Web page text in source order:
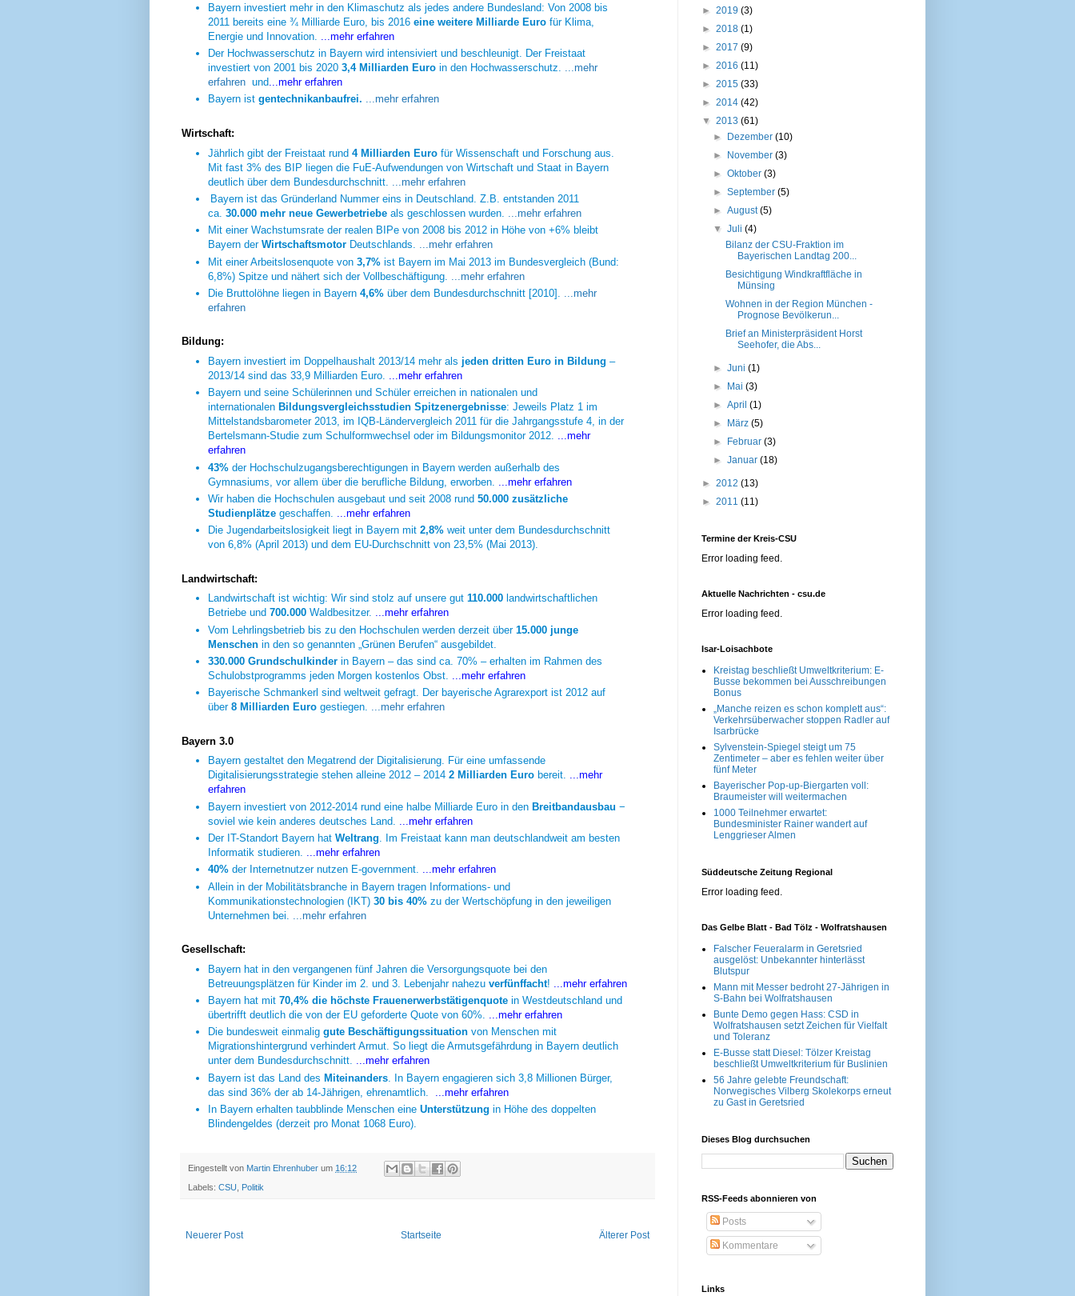
Bayern investiert mehr in den Klimaschutz als jedes andere Bundesland: Von 2008 bis
2011 bereits eine ¾ Milliarde Euro, bis 2016 eine weitere Milliarde Euro für Klima,
Energie und Innovation.
...mehr erfahren
Der Hochwasserschutz in Bayern wird intensiviert und beschleunigt. Der Freistaat
investiert von 2001 bis 2020 3,4 Milliarden Euro in den Hochwasserschutz. ...mehr
erfahren und...mehr erfahren
Bayern ist gentechnikanbaufrei. ...mehr erfahren
Wirtschaft:
Jährlich gibt der Freistaat rund 4 Milliarden Euro für Wissenschaft und Forschung aus.
Mit fast 3% des BIP liegen die FuE-Aufwendungen von Wirtschaft und Staat in Bayern
deutlich über dem Bundesdurchschnitt.
...mehr erfahren
Bayern ist das Gründerland Nummer eins in Deutschland. Z.B. entstanden 2011
ca. 30.000 mehr neue Gewerbetriebe als geschlossen wurden.
...mehr erfahren
Mit einer Wachstumsrate der realen BIPe von 2008 bis 2012 in Höhe von +6% bleibt
Bayern der Wirtschaftsmotor Deutschlands. ...mehr erfahren
Mit einer Arbeitslosenquote von 3,7% ist Bayern im Mai 2013 im Bundesvergleich (Bund:
6,8%) Spitze und nähert sich der Vollbeschäftigung.
...mehr erfahren
Die Bruttolöhne liegen in Bayern 4,6% über dem Bundesdurchschnitt [2010].
...mehr
erfahren
Bildung:
Bayern investiert im Doppelhaushalt 2013/14 mehr als jeden dritten Euro in Bildung –
2013/14 sind das 33,9 Milliarden Euro. ...mehr erfahren
Bayern und seine Schülerinnen und Schüler erreichen in nationalen und
internationalen Bildungsvergleichsstudien Spitzenergebnisse: Jeweils Platz 1 im
Mittelstandsbarometer 2013, im IQB-Ländervergleich 2011 für die Jahrgangsstufe 4, in der
Bertelsmann-Studie zum Schulformwechsel oder im Bildungsmonitor 2012. ...mehr
erfahren
43% der Hochschulzugangsberechtigungen in Bayern werden außerhalb des
Gymnasiums, vor allem über die berufliche Bildung, erworben.
...mehr erfahren
Wir haben die Hochschulen ausgebaut und seit 2008 rund 50.000 zusätzliche
Studienplätze geschaffen.
...mehr erfahren
Die Jugendarbeitslosigkeit liegt in Bayern mit 2,8% weit unter dem Bundesdurchschnitt
von 6,8% (April 2013) und dem EU-Durchschnitt von 23,5% (Mai 2013).
Landwirtschaft:
Landwirtschaft ist wichtig: Wir sind stolz auf unsere gut 110.000 landwirtschaftlichen
Betriebe und 700.000 Waldbesitzer. ...mehr erfahren
Vom Lehrlingsbetrieb bis zu den Hochschulen werden derzeit über 15.000 junge
Menschen in den so genannten „Grünen Berufen“ ausgebildet.
330.000 Grundschulkinder in Bayern – das sind ca. 70% – erhalten im Rahmen des
Schulobstprogramms jeden Morgen kostenlos Obst.
...mehr erfahren
Bayerische Schmankerl sind weltweit gefragt. Der bayerische Agrarexport ist 2012 auf
über 8 Milliarden Euro gestiegen. ...mehr erfahren
Bayern 3.0
Bayern gestaltet den Megatrend der Digitalisierung. Für eine umfassende
Digitalisierungsstrategie stehen alleine 2012 – 2014 2 Milliarden Euro bereit. ...mehr
erfahren
Bayern investiert von 2012-2014 rund eine halbe Milliarde Euro in den Breitbandausbau −
soviel wie kein anderes deutsches Land.
...mehr erfahren
Der IT-Standort Bayern hat Weltrang. Im Freistaat kann man deutschlandweit am besten
Informatik studieren. ...mehr erfahren
40% der Internetnutzer nutzen E-government. ...mehr erfahren
Allein in der Mobilitätsbranche in Bayern tragen Informations- und
Kommunikationstechnologien (IKT) 30 bis 40% zu der Wertschöpfung in den jeweiligen
Unternehmen bei.
...mehr erfahren
Gesellschaft:
Bayern hat in den vergangenen fünf Jahren die Versorgungsquote bei den
Betreuungsplätzen für Kinder im 2. und 3. Lebenjahr nahezu verfünffacht!
...mehr erfahren
Bayern hat mit 70,4% die höchste Frauenerwerbstätigenquote in Westdeutschland und
übertrifft deutlich die von der EU geforderte Quote von 60%. ...mehr erfahren
Die bundesweit einmalig gute Beschäftigungssituation von Menschen mit
Migrationshintergrund verhindert Armut. So liegt die Armutsgefährdung in Bayern deutlich
unter dem Bundesdurchschnitt. ...mehr erfahren
Bayern ist das Land des Miteinanders . In Bayern engagieren sich 3,8 Millionen Bürger,
das sind 36% der ab 14-Jährigen, ehrenamtlich.
...mehr erfahren
In Bayern erhalten taubblinde Menschen eine Unterstützung in Höhe des doppelten
Blindengeldes (derzeit pro Monat 1068 Euro).
Eingestellt von Martin Ehrenhuber um 16:12
Labels: CSU Politik
Neuerer Post Älterer Post
Startseite
► 2019 (3)
► 2018 (1)
► 2017 (9)
► 2016 (11)
► 2015 (33)
► 2014 (42)
▼ 2013 (61)
► Dezember(10)
► November(3)
►Oktober(3)
►September(5)
►August(5)
▼Juli(4)
Bilanz der CSU-Fraktion im
Bayerischen Landtag 200...
Besichtigung Windkraftfläche in
Münsing
Wohnen in der Region München -
Prognose Bevölkerun...
Brief an Ministerpräsident Horst
Seehofer, die Abs...
►Juni(1)
► Mai(3)
►April(1)
► März(5)
► Februar(3)
►Januar(18)
► 2012 (13)
► 2011 (11)
Termine der Kreis-CSU
Error loading feed.
Aktuelle Nachrichten - csu.de
Error loading feed.
Isar-Loisachbote
Kreistag beschließt Umweltkriterium: E-
Busse bekommen bei Ausschreibungen
Bonus
„Manche reizen es schon komplett aus“:
Verkehrsüberwacher stoppen Radler auf
Isarbrücke
Sylvenstein-Spiegel steigt um 75
Zentimeter – aber es fehlen weiter über
fünf Meter
Bayerischer Pop-up-Biergarten voll:
Braumeister will weitermachen
1000 Teilnehmer erwartet:
Bundesminister Rainer wandert auf
Lenggrieser Almen
Süddeutsche Zeitung Regional
Error loading feed.
Das Gelbe Blatt - Bad Tölz - Wolfratshausen
Falscher Feueralarm in Geretsried
ausgelöst: Unbekannter hinterlässt
Blutspur
Mann mit Messer bedroht 27-Jährigen in
S-Bahn bei Wolfratshausen
Bunte Demo gegen Hass: CSD in
Wolfratshausen setzt Zeichen für Vielfalt
und Toleranz
E-Busse statt Diesel: Tölzer Kreistag
beschließt Umweltkriterium für Buslinien
56 Jahre gelebte Freundschaft:
Norwegisches Vilberg Skolekorps erneut
zu Gast in Geretsried
Dieses Blog durchsuchen
RSS-Feeds abonnieren von
Posts
Kommentare
Links